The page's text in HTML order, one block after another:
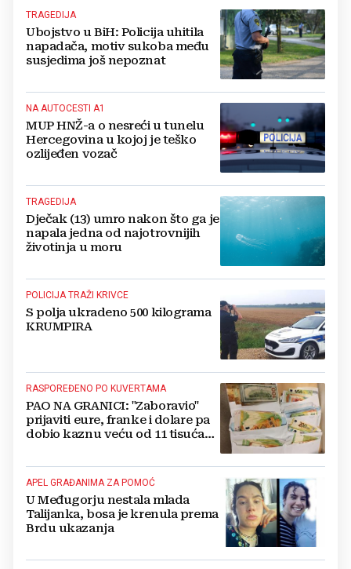
TRAGEDIJA
Ubojstvo u BiH: Policija uhitila
napadača, motiv sukoba među
susjedima još nepoznat
NA AUTOCESTI A1
MUP HNŽ-a o nesreći u tunelu
Hercegovina u kojoj je teško
ozlijeđen vozač
TRAGEDIJA
Dječak (13) umro nakon što ga je
napala jedna od najotrovnijih
životinja u moru
POLICIJA TRAŽI KRIVCE
S polja ukradeno 500 kilograma
KRUMPIRA
RASPOREĐENO PO KUVERTAMA
PAO NA GRANICI: "Zaboravio"
prijaviti eure, franke i dolare pa
dobio kaznu veću od 11 tisuća
APEL GRAĐANIMA ZA POMOĆ
U Međugorju nestala mlada
Talijanka, bosa je krenula prema
Brdu ukazanja